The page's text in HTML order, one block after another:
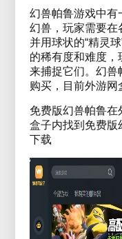
幻兽帕鲁游戏中有
幻兽，玩家需要在
并用球状的“精灵
的稀有度和难度，
来捕捉它们。幻兽
购买，目前外游网
免费版幻兽帕鲁在
盒子内找到免费版
下载